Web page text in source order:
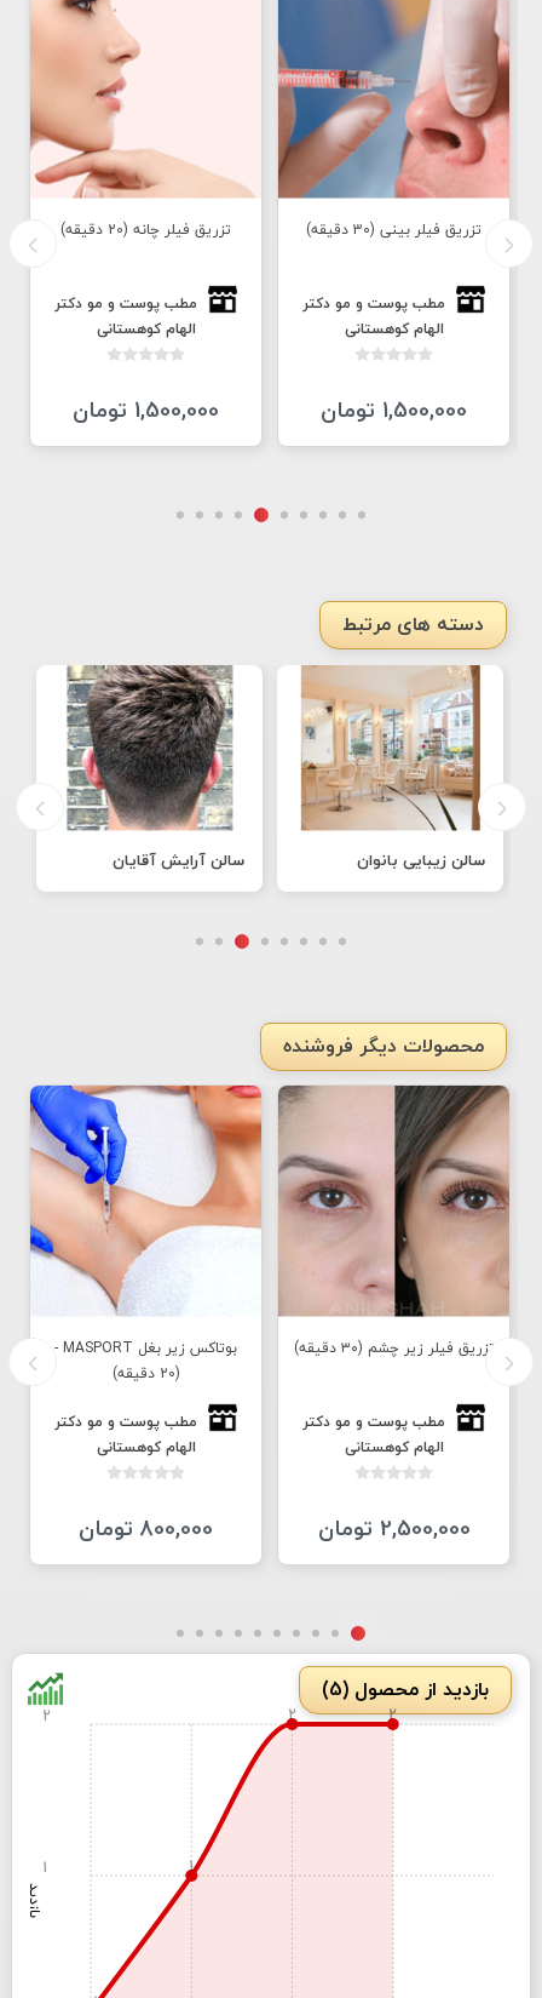
تزریق فيلر بینی (30 دقیقه)
مطب پوست و مو دكتر
الهام كوهستانى
1,500,000 تومان
تزریق فيلر چانه (20 دقیقه)
مطب پوست و مو دكتر
الهام كوهستانى
1,500,000 تومان
دسته های مرتبط
سالن زیبایی بانوان سالن آرایش آقایان
محصولات دیگر فروشنده
تزريق فيلر زير چشم (٣٠ دقيقه)
مطب پوست و مو دكتر
الهام كوهستانى
2,500,000 تومان
بوتاکس زیر بغل MASPORT -
(20 دقیقه)
مطب پوست و مو دكتر
الهام كوهستانى
800,000 تومان
بازدید از محصول (5)
بازدید
1
2 2
1
2